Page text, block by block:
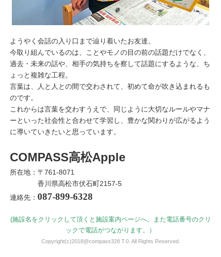
ようやく会話の入り口まで辿り着いたお友達。
今取り組んでいるのは、ことやモノの目の前の話題だけでなく、
過去・未来の話や、相手の気持ちを察して話題にするような、ち
ょっと複雑な工程。
言葉は、人と人との間で交わされて、初めて命が吹き込まれるも
のです。
これからは言葉を交わすうえで、同じように大切なルールやマナ
ーといった社会性と合わせて学習し、豊かな関わりが広がるよう
に導いていきたいと思っています。
COMPASS高松Apple
所在地：〒761-8071
香川県高松市伏石町2157-5
連絡先： 087-899-6328
(施設名をクリックして頂くと施設案内ページへ。また電話番号のクリ
ックで電話がつながります。）
Copyright(c)2018@compass328 T.0. All Rights Reserved.